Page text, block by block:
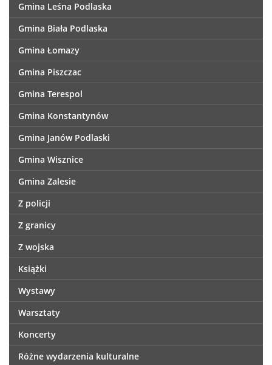
Gmina Leśna Podlaska
Gmina Biała Podlaska
Gmina Łomazy
Gmina Piszczac
Gmina Terespol
Gmina Konstantynów
Gmina Janów Podlaski
Gmina Wisznice
Gmina Zalesie
Z policji
Z granicy
Z wojska
Książki
Wystawy
Warsztaty
Koncerty
Różne wydarzenia kulturalne